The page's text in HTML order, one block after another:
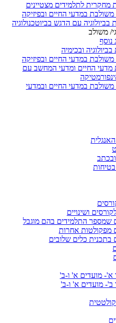
מחקרית לתלמידים מצטיינים
משולבת במדעי החיים ובפיזיקה
בביולוגיה עם הדגש בביוטכנולוגיה
משולב
נוסף
ובכימיה
משולבת במדעי החיים ובפיזיקה
מדעי החיים ומדעי המחשב עם
משולבת במדעי החיים ובמדעי
ושינויים
שמספר התלמידים בהם מוגבל
מפקולטות אחרות
בתכנית כלים שלובים
א'- מועדים א' ו-ב'
ב'- מועדים א' ו-ב'